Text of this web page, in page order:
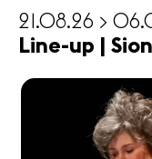
21.08.26 >
Line-up |